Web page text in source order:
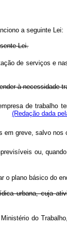
a seguinte Lei:
Lei.
de
à
de trabalho
(Redação dada
em greve,
o plano básico do
urbana, cuja
Ministério do